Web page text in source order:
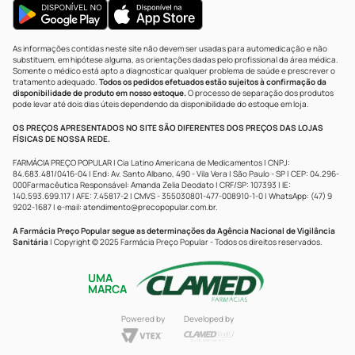
As informações contidas neste site não devem ser usadas para automedicação e não
substituem, em hipótese alguma, as orientações dadas pelo profissional da área médica.
Somente o médico está apto a diagnosticar qualquer problema de saúde e prescrever o
tratamento adequado. Todos os pedidos efetuados estão sujeitos à confirmação da
disponibilidade de produto em nosso estoque.O processo de separação dos produtos
pode levar até dois dias úteis dependendo da disponibilidade do estoque em loja.
OS PREÇOS APRESENTADOS NO SITE SÃO DIFERENTES DOS PREÇOS DAS LOJAS
FÍSICAS DE NOSSA REDE.
FARMÁCIA PREÇO POPULAR | Cia Latino Americana de Medicamentos | CNPJ:
84.683.481/0416-04 | End: Av. Santo Albano, 490 - Vila Vera | São Paulo - SP | CEP: 04.296-
000Farmacêutica Responsável: Amanda Zelia Deodato | CRF/SP: 107393 | IE:
140.593.699.117 | AFE: 7.45817-2 | CMVS - 355030801-477-008910-1-0 | WhatsApp: (47) 9
9202-1687 | e-mail: atendimento@precopopular.com.br.
A Farmácia Preço Popular segue as determinações da Agência Nacional de Vigilância
Sanitária | Copyright © 2025 Farmácia Preço Popular - Todos os direitos reservados.
UMA
MARCA
Powered by Developed by